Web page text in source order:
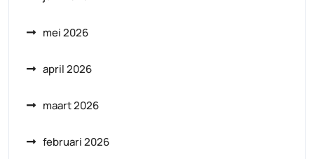
mei 2026
april 2026
maart 2026
februari 2026